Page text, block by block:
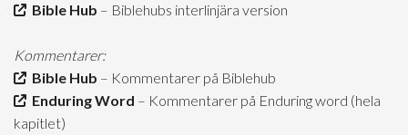
Bible Hub – Biblehubs interlinjära version
Kommentarer:
Bible Hub – Kommentarer på Biblehub
Enduring Word – Kommentarer på Enduring word (hela
kapitlet)